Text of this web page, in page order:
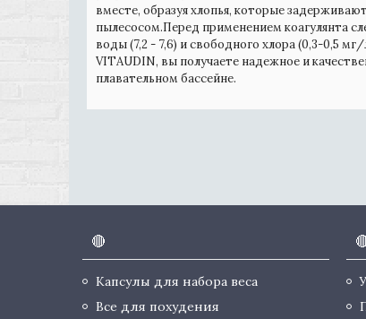
вместе, образуя хлопья, которые
пылесосом.Перед применением коагулянта
воды (7,2 - 7,6) и свободного хлора (0,3-0,5 мг/
VITAUDIN, вы получаете надежное и
плавательном бассейне.
🔴
Капсулы для набора веса
Все для похудения